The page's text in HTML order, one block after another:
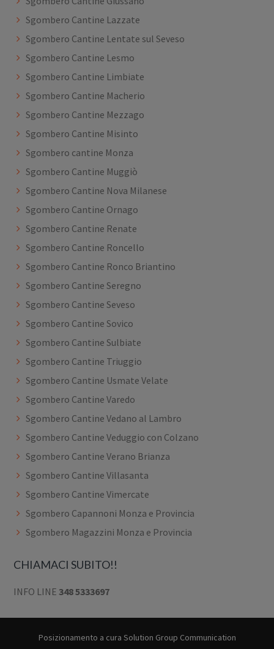
Sgombero Cantine Lazzate
Sgombero Cantine Lentate sul Seveso
Sgombero Cantine Lesmo
Sgombero Cantine Limbiate
Sgombero Cantine Macherio
Sgombero Cantine Mezzago
Sgombero Cantine Misinto
Sgombero cantine Monza
Sgombero Cantine Muggiò
Sgombero Cantine Nova Milanese
Sgombero Cantine Ornago
Sgombero Cantine Renate
Sgombero Cantine Roncello
Sgombero Cantine Ronco Briantino
Sgombero Cantine Seregno
Sgombero Cantine Seveso
Sgombero Cantine Sovico
Sgombero Cantine Sulbiate
Sgombero Cantine Triuggio
Sgombero Cantine Usmate Velate
Sgombero Cantine Varedo
Sgombero Cantine Vedano al Lambro
Sgombero Cantine Veduggio con Colzano
Sgombero Cantine Verano Brianza
Sgombero Cantine Villasanta
Sgombero Cantine Vimercate
Sgombero Capannoni Monza e Provincia
Sgombero Magazzini Monza e Provincia
CHIAMACI SUBITO!!
INFO LINE348 5333697
Posizionamento a cura Solution Group Communication